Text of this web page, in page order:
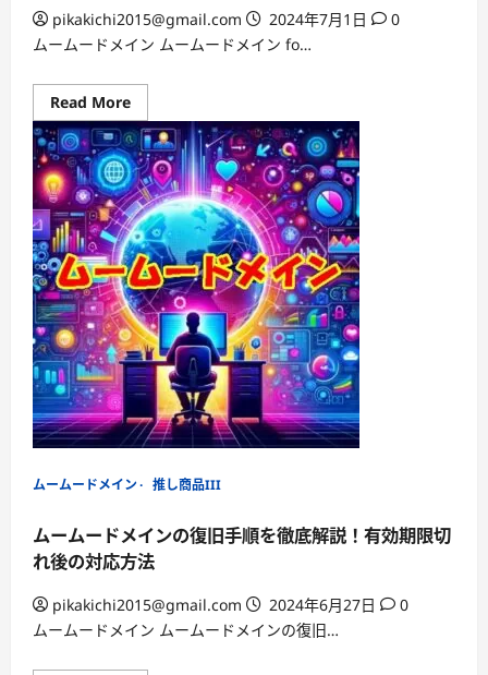
ス
マ
ー
に！
pikakichi2015@gmail.com 2024年7月1日
0
ムームードメイン ムームードメイン fo…
Read MoreRead
more
about
簡
単
に
始
め
る
WordPress！
ム
ー
ム
ー
ド
メ
イ
ン
for
WP
ス
テ
ィ
グ
力
と
は？
ムームードメイン 推し商品III
ムームードメインの復旧手順を徹底解説！有効期限切
れ後の対応方法
pikakichi2015@gmail.com 2024年6月27日
0
ムームードメイン ムームードメインの復旧…